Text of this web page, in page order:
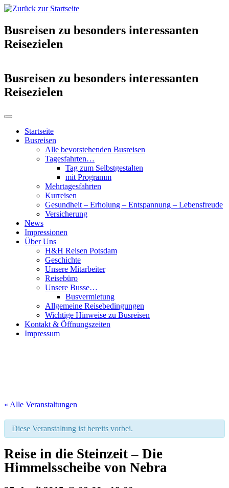
Busreisen zu besonders interessanten
Reisezielen
Busreisen zu besonders interessanten
Reisezielen
Startseite
Busreisen
Alle bevorstehenden Busreisen
Tagesfahrten…
Tag zum Selbstgestalten
mit Programm
Mehrtagesfahrten
Kurreisen
Gesundheit – Erholung – Entspannung – Lebensfreude
Versicherung
News
Impressionen
Über Uns
H&H Reisen Potsdam
Geschichte
Unsere Mitarbeiter
Reisebüro
Unsere Busse…
Busvermietung
Allgemeine Reisebedingungen
Wichtige Hinweise zu Busreisen
Kontakt & Öffnungszeiten
Impressum
« Alle Veranstaltungen
Diese Veranstaltung ist bereits vorbei.
Reise in die Steinzeit – Die
Himmelsscheibe von Nebra